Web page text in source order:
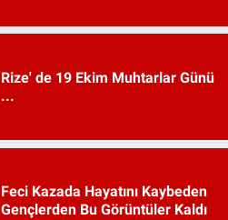
Rize' de 19 Ekim Muhtarlar Günü
...
Feci Kazada Hayatını Kaybeden
Gençlerden Bu Görüntüler Kaldı